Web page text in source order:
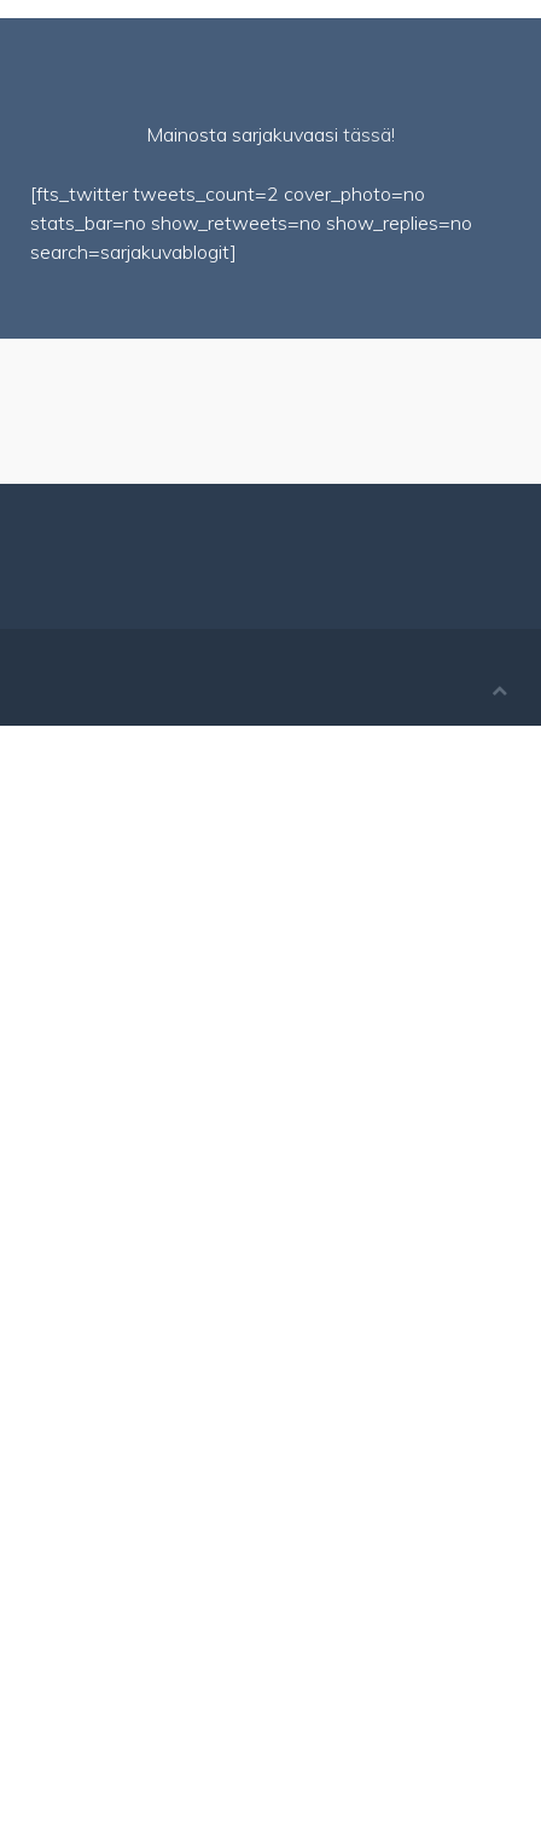
Mainosta sarjakuvaasi tässä!
[fts_twitter tweets_count=2 cover_photo=no
stats_bar=no show_retweets=no show_replies=no
search=sarjakuvablogit]